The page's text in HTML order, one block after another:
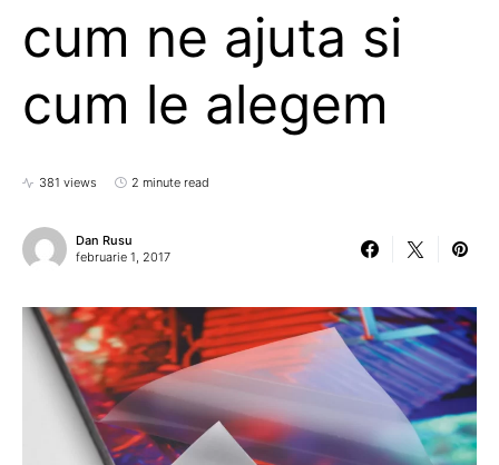
cum ne ajuta si
cum le alegem
381 views 2 minute read
Dan Rusu
februarie 1, 2017